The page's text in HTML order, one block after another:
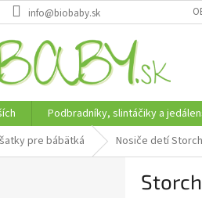
info@biobaby.sk
Podbradníky, slintáčiky a
pre bábätká Nosiče detí